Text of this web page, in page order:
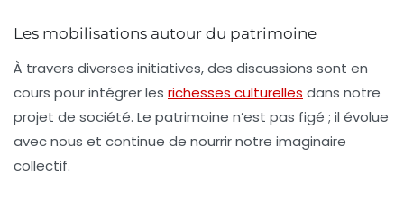
Les mobilisations autour du patrimoine
À travers diverses initiatives, des discussions sont en
cours pour intégrer les richesses culturelles dans notre
projet de société. Le patrimoine n’est pas figé ; il évolue
avec nous et continue de nourrir notre imaginaire
collectif.